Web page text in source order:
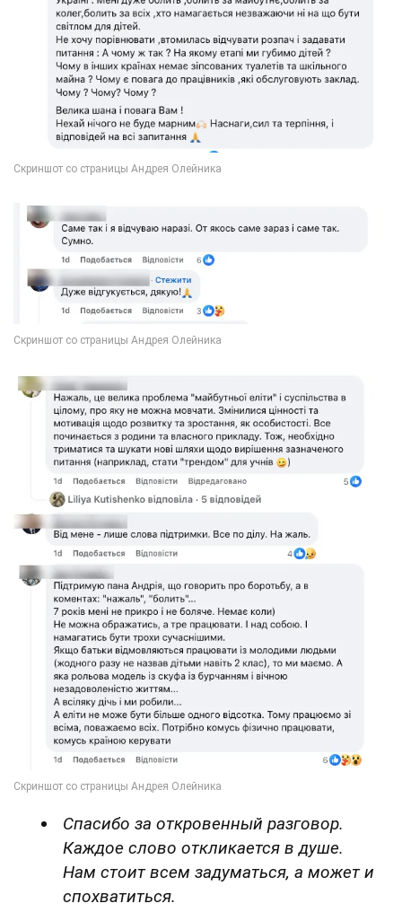
Спасибо за откровенный разговор.
Каждое слово откликается в душе.
Нам стоит всем задуматься, а может и
спохватиться.